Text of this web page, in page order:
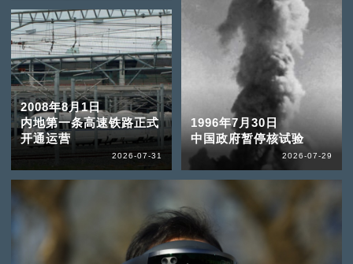
2008年8月1日
内地第一条高速铁路正式
开通运营
2026-07-31
1996年7月30日
中国政府暂停核试验
2026-07-29